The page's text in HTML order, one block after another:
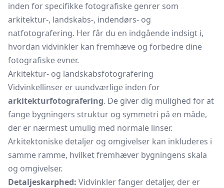
inden for specifikke fotografiske genrer som
arkitektur-, landskabs-, indendørs- og
natfotografering. Her får du en indgående indsigt i,
hvordan vidvinkler kan fremhæve og forbedre dine
fotografiske evner.
Arkitektur- og landskabsfotografering
Vidvinkellinser er uundværlige inden for
arkitekturfotografering. De giver dig mulighed for at
fange bygningers struktur og symmetri på en måde,
der er nærmest umulig med normale linser.
Arkitektoniske detaljer og omgivelser kan inkluderes i
samme ramme, hvilket fremhæver bygningens skala
og omgivelser.
Detaljeskarphed: Vidvinkler fanger detaljer, der er